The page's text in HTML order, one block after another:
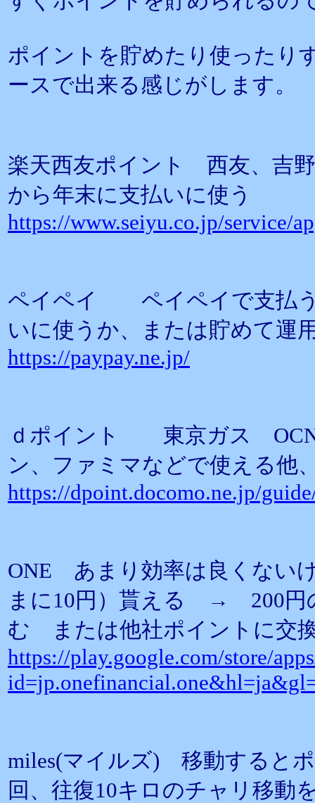
ポイントを貯めたり使ったり
ースで出来る感じがします。
楽天西友ポイント 西友、
から年末に支払いに使う
https://www.seiyu.co.jp/service/
ペイペイ ペイペイで支払
いに使うか、または貯めて運
https://paypay.ne.jp/
ｄポイント 東京ガス
ン、ファミマなどで使える他
https://dpoint.docomo.ne.jp/
ONE あまり効率は良くない
まに10円）貰える → 200円
む または他社ポイントに交
https://play.google.com/store/
miles(マイルズ) 移動すると
回、往復10キロのチャリ移動